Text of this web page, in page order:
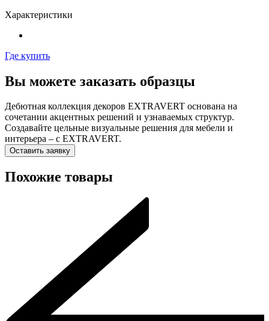
Характеристики
Где купить
Вы можете заказать образцы
Дебютная коллекция декоров EXTRAVERT основана на
сочетании акцентных решений и узнаваемых структур.
Создавайте цельные визуальные решения для мебели и
интерьера – с EXTRAVERT.
Оставить заявку
Похожие товары